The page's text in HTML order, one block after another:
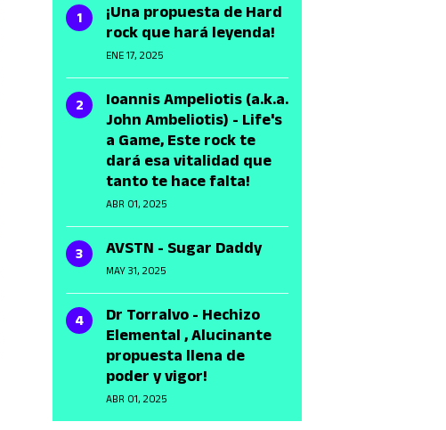
¡Una propuesta de Hard
rock que hará leyenda!
ENE 17, 2025
Ioannis Ampeliotis (a.k.a.
John Ambeliotis) - Life's
a Game, Este rock te
dará esa vitalidad que
tanto te hace falta!
ABR 01, 2025
AVSTN - Sugar Daddy
MAY 31, 2025
Dr Torralvo - Hechizo
Elemental , Alucinante
propuesta llena de
poder y vigor!
ABR 01, 2025